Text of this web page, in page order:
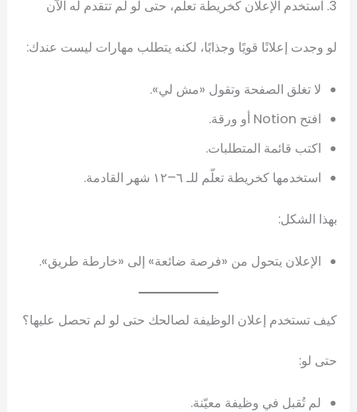
3. استخدم الإعلان كخريطة تعلّم، حتى لو لم تتقدم له الآن
لو وجدت إعلانًا قويًا وجذابًا، لكنه يتطلب مهارات ليست عندك:
لا تغلق الصفحة وتقول «مش لي».
افتح Notion أو ورقة.
اكتب قائمة المتطلبات.
استخدمها كخريطة تعلّم للـ ٦–١٢ شهر القادمة.
بهذا الشكل:
الإعلان يتحول من «فرصة ضائعة» إلى «خارطة طريق».
كيف تستخدم إعلان الوظيفة لصالحك حتى لو لم تحصل عليها؟
حتى لو:
لم تُقبل في وظيفة معيّنة.